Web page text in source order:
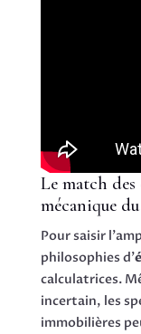
Le match
mécanique
Pour saisir
philosophies d’
calculatrices.
incertain, les
immobilières